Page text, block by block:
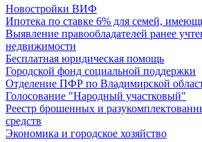
Новостройки ВИФ
Ипотека по ставке 6% для семей,
Выявление правообладателей ранее
недвижимости
Бесплатная юридическая помощь
Городской фонд социальной поддержки
Отделение ПФР по Владимирской
Голосование "Народный участковый"
Реестр брошенных и
средств
Экономика и городское хозяйство